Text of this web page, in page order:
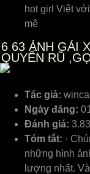
hot girl Việt
mê
6 63 ẢNH GÁI
QUYẾN RŨ
Tác giả:
Ngày đăng:
Đánh giá:
Tóm tắt: ·
những hình
lượng nhất.